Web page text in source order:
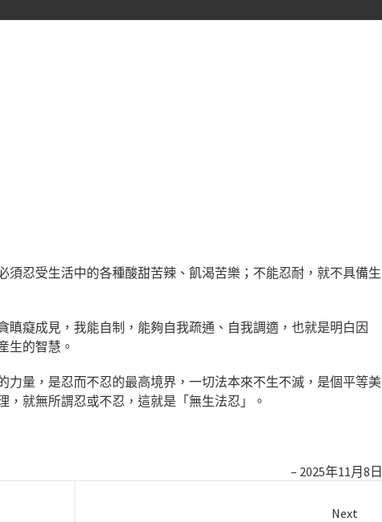
須忍受生活中的各種酸甜苦辣、飢渴苦樂；不能忍耐，就不具備生
瞋癡成見，我能自制，能夠自我疏通、自我調適，也就是明白因
生的智慧。
力量，是忍而不忍的最高境界，一切法本來不生不滅，是個平等美
就無所謂忍或不忍，這就是「無生法忍」。
2025年11月8日
Next